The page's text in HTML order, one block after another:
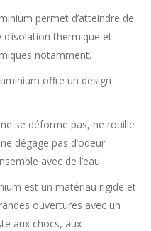
permet d’atteindre de
thermique et
notamment.
offre un design
ne se déforme pas, ne rouille
dégage pas d’odeur
avec de l’eau
est un matériau rigide et
ouvertures avec un
aux chocs, aux